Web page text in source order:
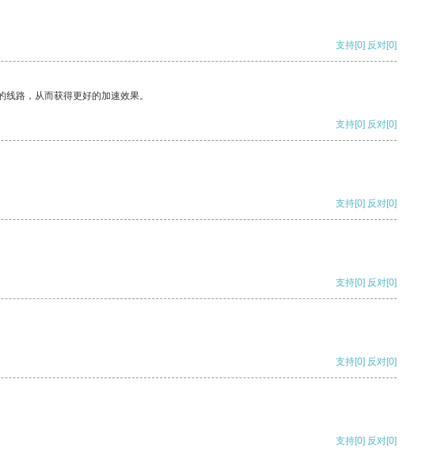
支持[0] 反对[0]
路，从而获得更好的加速效果。
支持[0] 反对[0]
支持[0] 反对[0]
支持[0] 反对[0]
支持[0] 反对[0]
支持[0] 反对[0]